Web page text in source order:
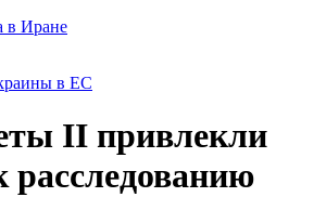
в Иране
в ЕС
II привлекли
расследованию